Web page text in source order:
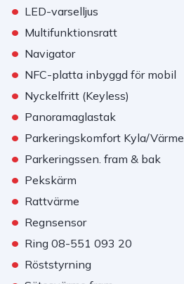
• LED-varselljus
• Multifunktionsratt
• Navigator
• NFC-platta inbyggd för mobil
• Nyckelfritt (Keyless)
• Panoramaglastak
• Parkeringskomfort Kyla/Värme
• Parkeringssen. fram & bak
• Pekskärm
• Rattvärme
• Regnsensor
• Ring 08-551 093 20
• Röststyrning